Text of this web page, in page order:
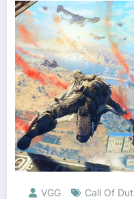
VGG Call Of